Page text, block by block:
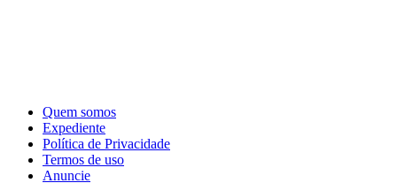
Quem somos
Expediente
Política de Privacidade
Termos de uso
Anuncie